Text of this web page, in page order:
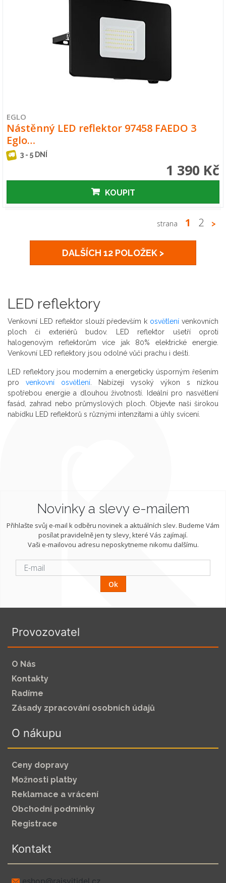
EGLO
Nástěnný LED reflektor 97458 FAEDO 3
Eglo…
3 - 5 DNÍ
1 390 Kč
KOUPIT
strana 1 2 >
DALŠÍCH 12 POLOŽEK >
LED reflektory
Venkovní LED reflektor slouží především k osvětlení venkovních
ploch či exteriérů budov. LED reflektor ušetří oproti
halogenovým reflektorům více jak 80% elektrické energie.
Venkovní LED reflektory jsou odolné vůči prachu i dešti.
LED reflektory jsou moderním a energeticky úsporným řešením
pro venkovní osvětlení . Nabízejí vysoký výkon s nízkou
spotřebou energie a dlouhou životností. Ideální pro nasvětlení
fasád, zahrad nebo průmyslových ploch. Objevte naši širokou
nabídku LED reflektorů s různými intenzitami a úhly svícení.
Novinky a slevy e-mailem
Přihlašte svůj e-mail k odběru novinek a aktuálních slev. Budeme Vám
posílat pravidelně jen ty slevy, které Vás zajímají.
Vaši e-mailovou adresu neposkytneme nikomu dalšímu.
Ok
Provozovatel
O Nás
Kontakty
Radíme
Zásady zpracování osobních údajů
O nákupu
Ceny dopravy
Možnosti platby
Reklamace a vrácení
Obchodní podmínky
Registrace
Kontakt